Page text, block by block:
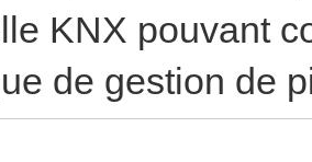
KNX pouvant
de gestion de